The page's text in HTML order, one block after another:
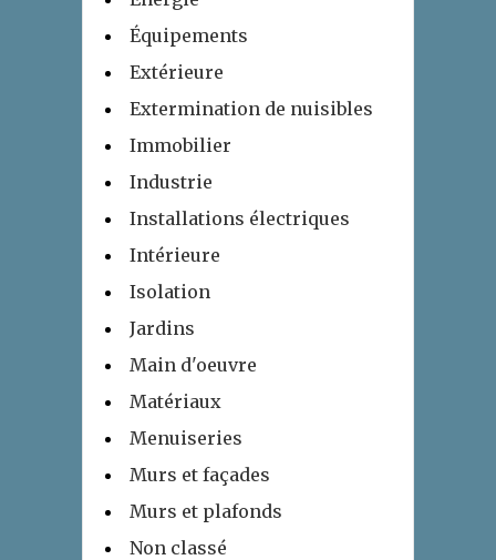
Équipements
Extérieure
Extermination de nuisibles
Immobilier
Industrie
Installations électriques
Intérieure
Isolation
Jardins
Main d'oeuvre
Matériaux
Menuiseries
Murs et façades
Murs et plafonds
Non classé